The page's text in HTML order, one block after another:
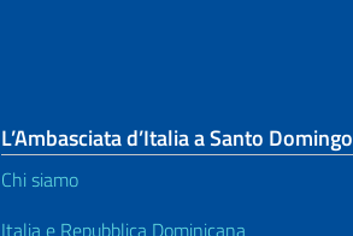
L’Ambasciata d’Italia a Santo Domingo
Chi siamo
Italia e Repubblica Dominicana